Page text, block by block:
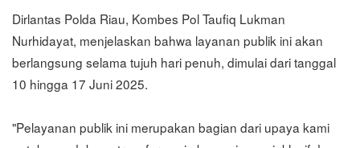
Dirlantas Polda Riau, Kombes Pol Taufiq Lukman
Nurhidayat, menjelaskan bahwa layanan publik ini akan
berlangsung selama tujuh hari penuh, dimulai dari tanggal
10 hingga 17 Juni 2025.
"Pelayanan publik ini merupakan bagian dari upaya kami